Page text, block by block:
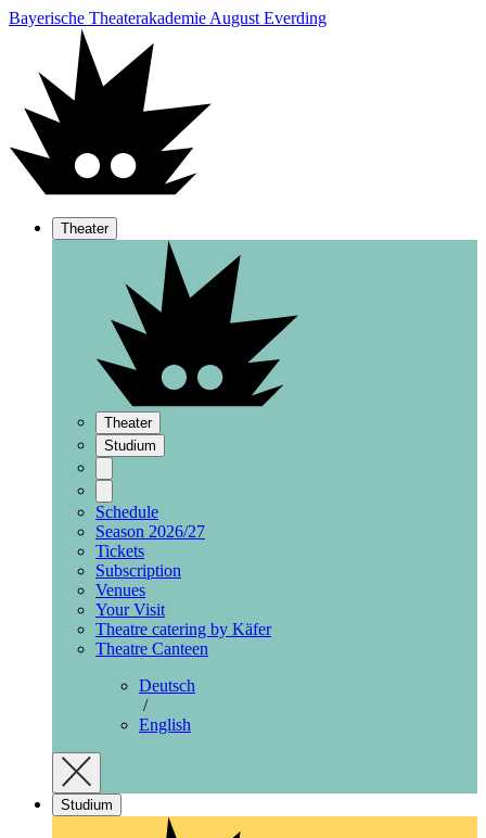
Bayerische Theaterakademie August Everding
Theater
Theater
Studium
Schedule
Season 2026/27
Tickets
Subscription
Venues
Your Visit
Theatre catering by Käfer
Theatre Canteen
Deutsch
/
English
Studium